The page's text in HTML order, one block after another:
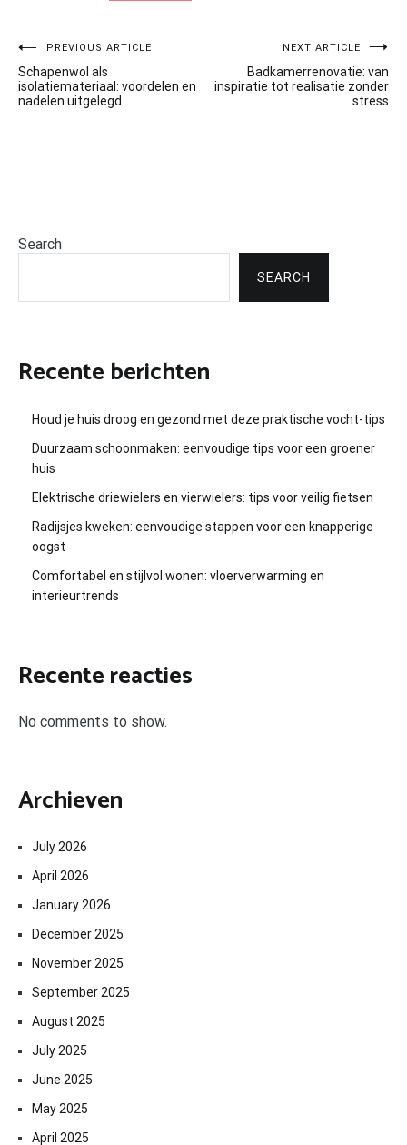
Post
navigation
PREVIOUS ARTICLE
Schapenwol als
isolatiemateriaal: voordelen en
nadelen uitgelegd
NEXT ARTICLE
Badkamerrenovatie: van
inspiratie tot realisatie zonder
stress
Search
SEARCH
Recente berichten
Houd je huis droog en gezond met deze praktische vocht-tips
Duurzaam schoonmaken: eenvoudige tips voor een groener
huis
Elektrische driewielers en vierwielers: tips voor veilig fietsen
Radijsjes kweken: eenvoudige stappen voor een knapperige
oogst
Comfortabel en stijlvol wonen: vloerverwarming en
interieurtrends
Recente reacties
No comments to show.
Archieven
July 2026
April 2026
January 2026
December 2025
November 2025
September 2025
August 2025
July 2025
June 2025
May 2025
April 2025